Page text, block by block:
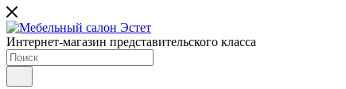
Интернет-магазин представительского класса